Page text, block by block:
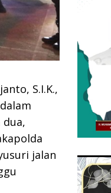
S.I.K.,
jalan